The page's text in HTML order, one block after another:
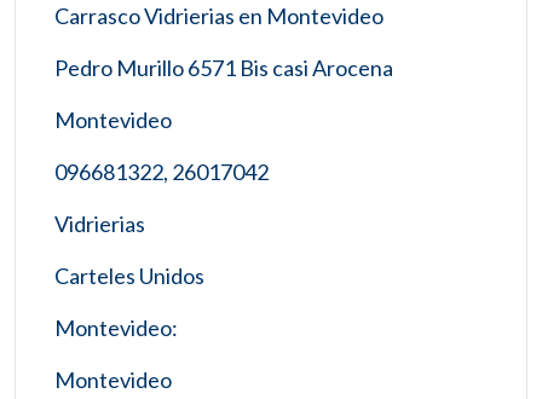
Carrasco Vidrierias en Montevideo
Pedro Murillo 6571 Bis casi Arocena
Montevideo
096681322, 26017042
Vidrierias
Carteles Unidos
Montevideo:
Montevideo